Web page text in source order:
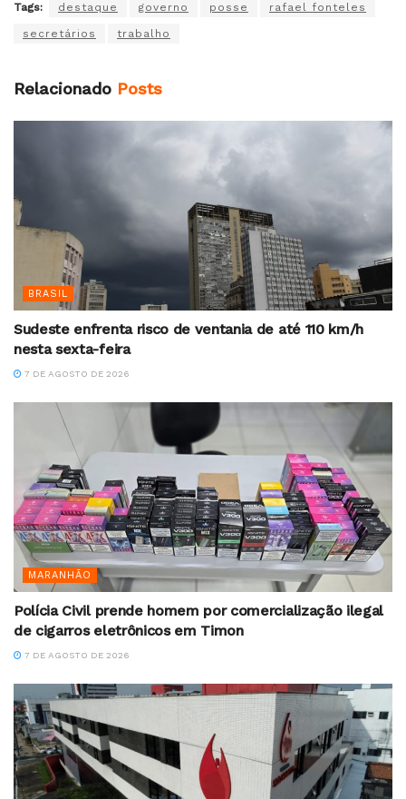
Tags: destaque governo posse rafael fonteles
secretários trabalho
Relacionado Posts
BRASIL
Sudeste enfrenta risco de ventania de até 110 km/h
nesta sexta-feira
7 DE AGOSTO DE 2026
MARANHÃO
Polícia Civil prende homem por comercialização ilegal
de cigarros eletrônicos em Timon
7 DE AGOSTO DE 2026